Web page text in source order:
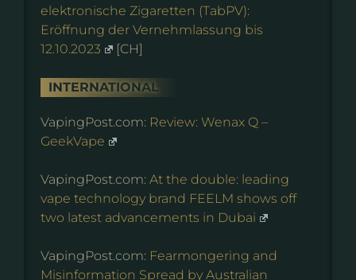
elektronische Zigaretten (TabPV):
Eröffnung der Vernehmlassung bis
12.10.2023
[CH]
INTERNATIONAL
VapingPost.com: Review: Wenax Q –
GeekVape
VapingPost.com: At the double: leading
vape technology brand FEELM shows off
two latest advancements in Dubai
VapingPost.com: Fearmongering and
Misinformation Spread by Australian